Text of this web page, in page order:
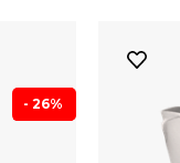
- 26%